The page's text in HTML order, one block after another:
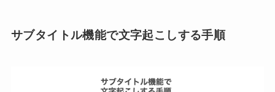
サブタイトル機能で文字起こしする手順